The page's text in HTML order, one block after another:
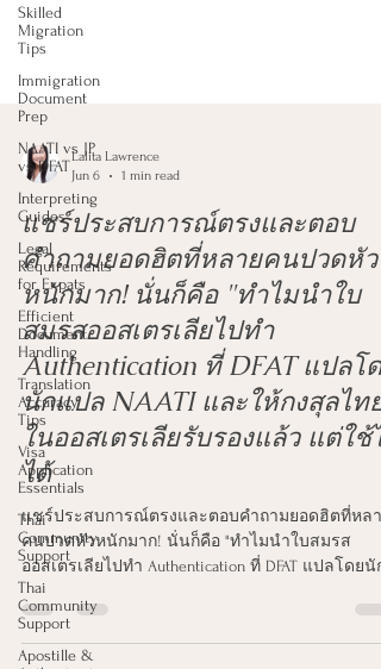
Skilled
Migration
Tips
Immigration
Document
Prep
NAATI vs JP
vs DFAT
Interpreting
Guides
Legal
Requirements
for Expats
Efficient
Document
Handling
Translation
Accuracy
Tips
Visa
Application
Essentials
Thai
Community
Support
Thai
Community
Support
Apostille &
Lalita Lawrence
Jun 6
1 min read
แชร์ประสบการณ์ตรงและตอบ
คำถามยอดฮิตที่หลายคนปวดหัว
หนักมาก! นั่นก็คือ "ทำไมนำใบ
สมรสออสเตรเลียไปทำ
Authentication ที่ DFAT แปลโดย
นักแปล NAATI และให้กงสุลไทย
ในออสเตรเลียรับรองแล้ว แต่ใช้ไ
ได้
แชร์ประสบการณ์ตรงและตอบคำถามยอดฮิตที่หลา
คนปวดหัวหนักมาก! นั่นก็คือ "ทำไมนำใบสมรส
ออสเตรเลียไปทำ Authentication ที่ DFAT แปลโดยนัก
แปล NAATI และให้กงสุลไทยในออสเตรเลียรับรองแ